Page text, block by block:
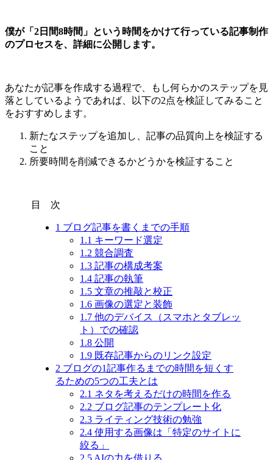
僕が「2日間8時間」という時間をかけて行っている記事制作
のプロセスを、詳細に公開します。
あなたが記事を作成する過程で、もし何らかのステップを見
落としているようであれば、以下の2点を検証してみること
をおすすめします。
新たなステップを追加し、記事の品質向上を検証する
こと
所要時間を削減できるかどうかを検証すること
目 次
1 ブログ記事を書くまでの手順
1.1 キーワード選定
1.2 競合調査
1.3 記事の構成考案
1.4 記事の執筆
1.5 文章の推敲と校正
1.6 画像の選定と装飾
1.7 他のデバイス（スマホとタブレッ
ト）での確認
1.8 公開
1.9 既存記事からのリンク設定
2 ブログの1記事作るまでの時間を短くす
るための5つの工夫とは
2.1 ネタを考えるだけの時間を作る
2.2 ブログ記事のテンプレート化
2.3 ライティング技術の勉強
2.4 使用する画像は「特定のサイトに
絞る」
2.5 AIの力を借りる